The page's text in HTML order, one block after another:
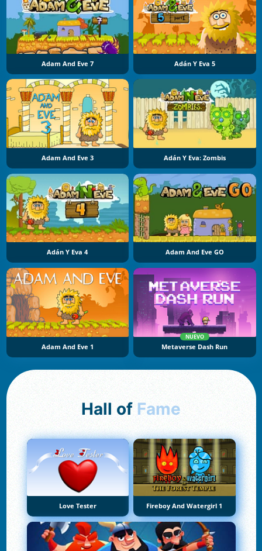
Adam And Eve 7 Adán Y Eva 5
Adam And Eve 3 Adán Y Eva: Zombis
Adán Y Eva 4 Adam And Eve GO
Adam And Eve 1
NUEVO
Metaverse Dash Run
Hall of Fame
Love Tester Fireboy And Watergirl 1